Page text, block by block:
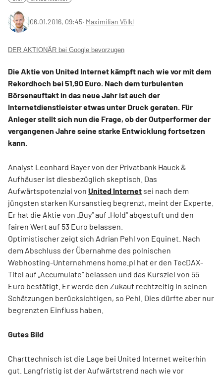
06.01.2016, 09:45‧ Maximilian Völkl
DER AKTIONÄR bei Google bevorzugen
Die Aktie von United Internet kämpft nach wie vor mit dem
Rekordhoch bei 51,90 Euro. Nach dem turbulenten
Börsenauftakt in das neue Jahr ist auch der
Internetdienstleister etwas unter Druck geraten. Für
Anleger stellt sich nun die Frage, ob der Outperformer der
vergangenen Jahre seine starke Entwicklung fortsetzen
kann.
Analyst Leonhard Bayer von der Privatbank Hauck &
Aufhäuser ist diesbezüglich skeptisch. Das
Aufwärtspotenzial von United Internet sei nach dem
jüngsten starken Kursanstieg begrenzt, meint der Experte.
Er hat die Aktie von „Buy“ auf „Hold“ abgestuft und den
fairen Wert auf 53 Euro belassen.
Optimistischer zeigt sich Adrian Pehl von Equinet. Nach
dem Abschluss der Übernahme des polnischen
Webhosting-Unternehmens home.pl hat er den TecDAX-
Titel auf „Accumulate“ belassen und das Kursziel von 55
Euro bestätigt. Er werde den Zukauf rechtzeitig in seinen
Schätzungen berücksichtigen, so Pehl. Dies dürfte aber nur
begrenzten Einfluss haben.
Gutes Bild
Charttechnisch ist die Lage bei United Internet weiterhin
gut. Langfristig ist der Aufwärtstrend nach wie vor